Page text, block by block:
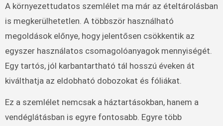
A környezettudatos szemlélet ma már az ételtárolásban
is megkerülhetetlen. A többször használható
megoldások előnye, hogy jelentősen csökkentik az
egyszer használatos csomagolóanyagok mennyiségét.
Egy tartós, jól karbantartható tál hosszú éveken át
kiválthatja az eldobható dobozokat és fóliákat.
Ez a szemlélet nemcsak a háztartásokban, hanem a
vendéglátásban is egyre fontosabb. Egyre több